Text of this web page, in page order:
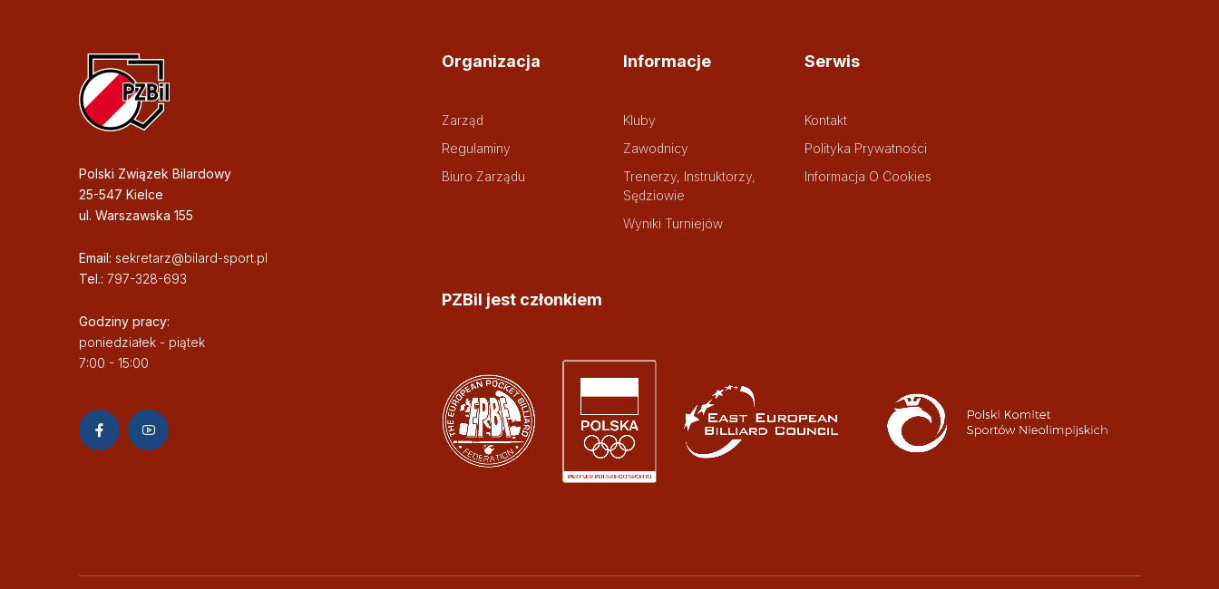
Polski Związek Bilardowy
25-547 Kielce
ul. Warszawska 155
Email: sekretarz@bilard-sport.pl
Tel.: 797-328-693
Godziny pracy:
poniedziałek - piątek
7:00 - 15:00
Organizacja
Zarząd
Regulaminy
Biuro Zarządu
Informacje
Kluby
Zawodnicy
Trenerzy, Instruktorzy,
Sędziowie
Wyniki Turniejów
Serwis
Kontakt
Polityka Prywatności
Informacja O Cookies
PZBil jest członkiem